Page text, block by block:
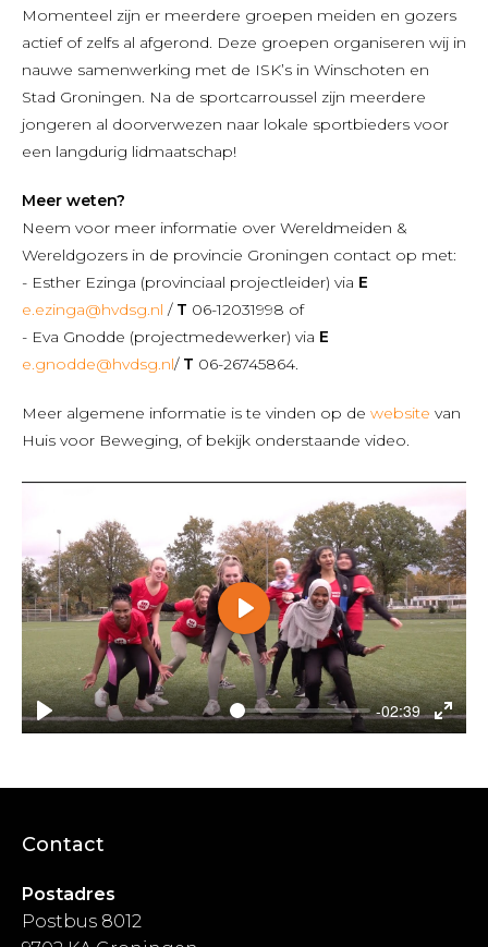
Momenteel zijn er meerdere groepen meiden en gozers
actief of zelfs al afgerond. Deze groepen organiseren wij in
nauwe samenwerking met de ISK’s in Winschoten en
Stad Groningen. Na de sportcarroussel zijn meerdere
jongeren al doorverwezen naar lokale sportbieders voor
een langdurig lidmaatschap!
Meer weten?
Neem voor meer informatie over Wereldmeiden &
Wereldgozers in de provincie Groningen contact op met:
- Esther Ezinga (provinciaal projectleider) via E
e.ezinga@hvdsg.nl / T 06-12031998 of
- Eva Gnodde (projectmedewerker) via E
e.gnodde@hvdsg.nl/ T 06-26745864.
Meer algemene informatie is te vinden op de website van
Huis voor Beweging, of bekijk onderstaande video.
Play
-02:39
Enter
Play
Contact
Postadres
Postbus 8012